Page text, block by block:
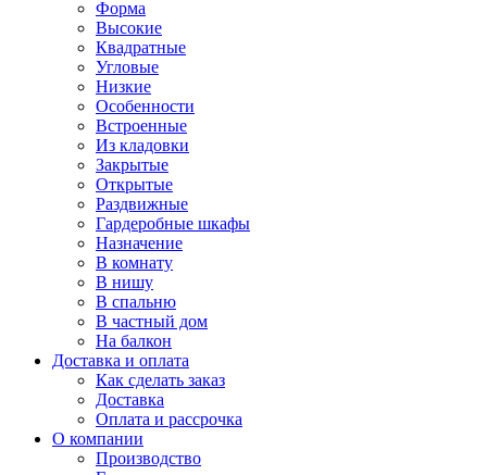
Форма
Высокие
Квадратные
Угловые
Низкие
Особенности
Встроенные
Из кладовки
Закрытые
Открытые
Раздвижные
Гардеробные шкафы
Назначение
В комнату
В нишу
В спальню
В частный дом
На балкон
Доставка и оплата
Как сделать заказ
Доставка
Оплата и рассрочка
О компании
Производство